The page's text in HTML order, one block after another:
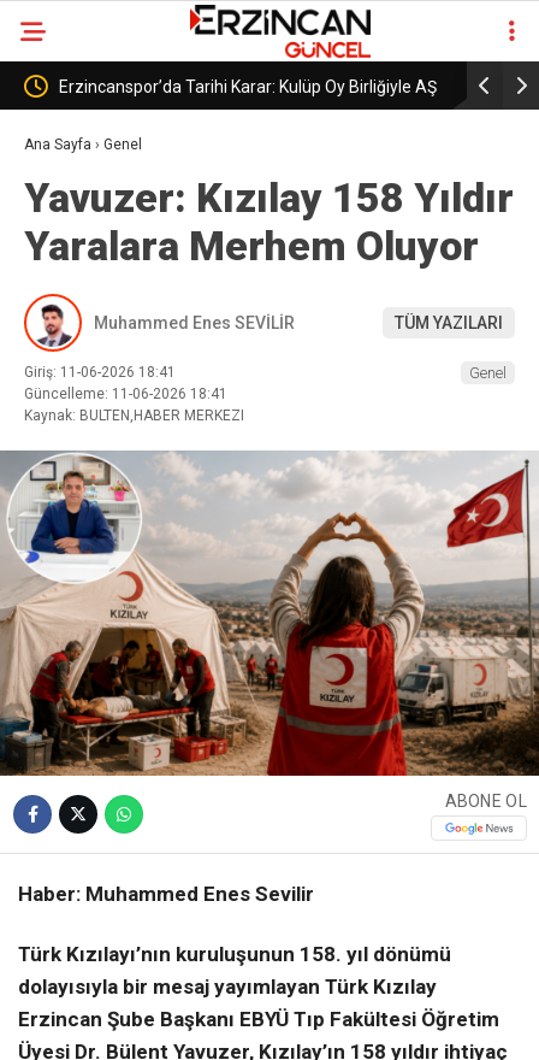
Oy Birliğiyle AŞ Erzincanspor’un Geleceği 5 Temmuz’da
Ana Sayfa › Genel
Yavuzer: Kızılay 158 Yıldır
Yaralara Merhem Oluyor
Muhammed Enes SEVİLİR TÜM YAZILARI
Giriş: 11-06-2026 18:41
Güncelleme: 11-06-2026 18:41
Kaynak: BULTEN,HABER MERKEZI
Genel
ABONE OL
Haber: Muhammed Enes Sevilir
Türk Kızılayı’nın kuruluşunun 158. yıl dönümü
dolayısıyla bir mesaj yayımlayan Türk Kızılay
Erzincan Şube Başkanı EBYÜ Tıp Fakültesi Öğretim
Üyesi Dr. Bülent Yavuzer, Kızılay’ın 158 yıldır ihtiyaç